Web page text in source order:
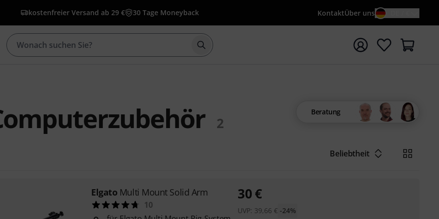
kostenfreier Versand ab 29 € 30 Tage Moneyback KontaktÜber uns
Suche mit Suchwort {searchTerm} starten
2
Beratung
Beliebtheit
Elgato Multi Mount Solid Arm
10
30€
UVP: 39,66 € -24%